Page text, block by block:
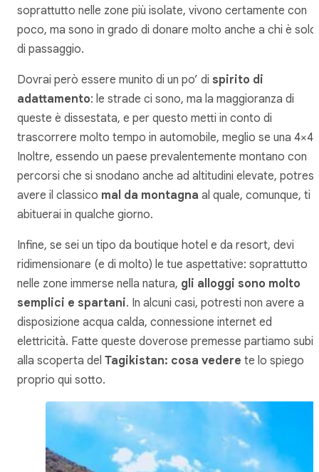
soprattutto nelle zone più isolate, vivono certamente con
poco, ma sono in grado di donare molto anche a chi è solo
di passaggio.
Dovrai però essere munito di un po’ di spirito di
adattamento: le strade ci sono, ma la maggioranza di
queste è dissestata, e per questo metti in conto di
trascorrere molto tempo in automobile, meglio se una 4×4.
Inoltre, essendo un paese prevalentemente montano con
percorsi che si snodano anche ad altitudini elevate,
avere il classico mal da montagna al quale, comunque, ti
abituerai in qualche giorno.
Infine, se sei un tipo da boutique hotel e da resort, devi
ridimensionare (e di molto) le tue aspettative: soprattutto
nelle zone immerse nella natura, gli alloggi sono molto
semplici e spartani. In alcuni casi, potresti non avere a
disposizione acqua calda, connessione internet ed
elettricità. Fatte queste doverose premesse partiamo
alla scoperta del Tagikistan: cosa vedere te lo spiego
proprio qui sotto.